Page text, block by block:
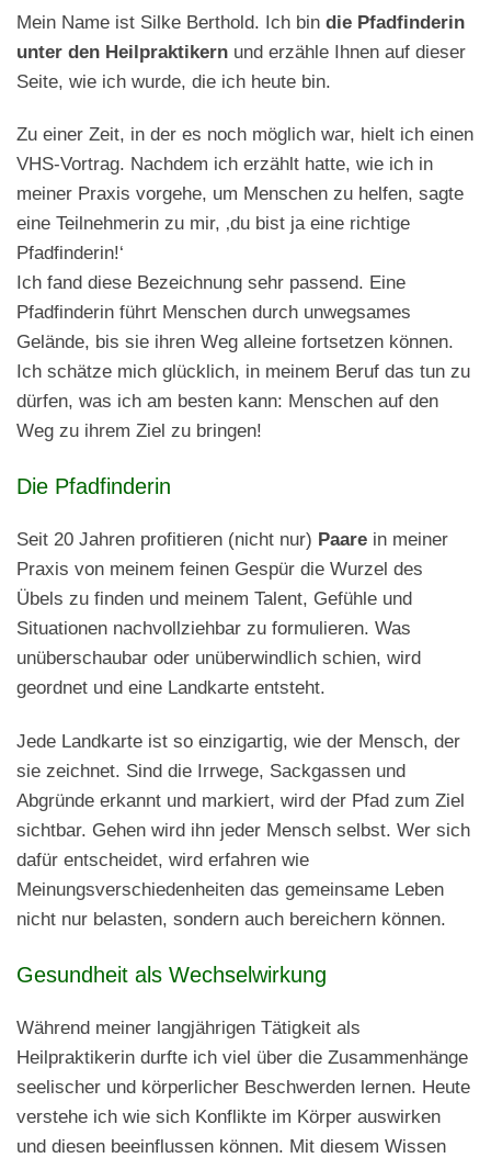
Mein Name ist Silke Berthold. Ich bin die Pfadfinderin
unter den Heilpraktikern und erzähle Ihnen auf dieser
Seite, wie ich wurde, die ich heute bin.
Zu einer Zeit, in der es noch möglich war, hielt ich einen
VHS-Vortrag. Nachdem ich erzählt hatte, wie ich in
meiner Praxis vorgehe, um Menschen zu helfen, sagte
eine Teilnehmerin zu mir, ‚du bist ja eine richtige
Pfadfinderin!‘
Ich fand diese Bezeichnung sehr passend. Eine
Pfadfinderin führt Menschen durch unwegsames
Gelände, bis sie ihren Weg alleine fortsetzen können.
Ich schätze mich glücklich, in meinem Beruf das tun zu
dürfen, was ich am besten kann: Menschen auf den
Weg zu ihrem Ziel zu bringen!
Die Pfadfinderin
Seit 20 Jahren profitieren (nicht nur) Paare in meiner
Praxis von meinem feinen Gespür die Wurzel des
Übels zu finden und meinem Talent, Gefühle und
Situationen nachvollziehbar zu formulieren. Was
unüberschaubar oder unüberwindlich schien, wird
geordnet und eine Landkarte entsteht.
Jede Landkarte ist so einzigartig, wie der Mensch, der
sie zeichnet. Sind die Irrwege, Sackgassen und
Abgründe erkannt und markiert, wird der Pfad zum Ziel
sichtbar. Gehen wird ihn jeder Mensch selbst. Wer sich
dafür entscheidet, wird erfahren wie
Meinungsverschiedenheiten das gemeinsame Leben
nicht nur belasten, sondern auch bereichern können.
Gesundheit als Wechselwirkung
Während meiner langjährigen Tätigkeit als
Heilpraktikerin durfte ich viel über die Zusammenhänge
seelischer und körperlicher Beschwerden lernen. Heute
verstehe ich wie sich Konflikte im Körper auswirken
und diesen beeinflussen können. Mit diesem Wissen